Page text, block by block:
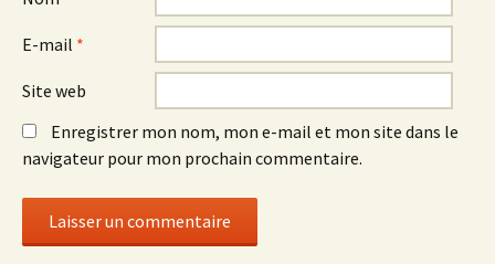
E-mail *
Site web
Enregistrer mon nom, mon e-mail et mon site dans le
navigateur pour mon prochain commentaire.